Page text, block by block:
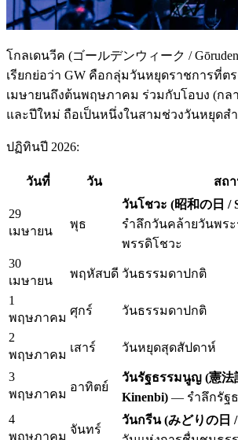
โกลเดนวีค (ゴールデンウィーク /
เรียกย่อว่า GW คือกลุ่มวันหยุดราชการที่ต
เมษายนถึงต้นพฤษภาคม ร่วมกับโอบง (กล
และปีใหม่ ถือเป็นหนึ่งในสามช่วงวันหยุด
ปฏิทินปี 2026:
วันที่ วัน สถ
29
เมษายน
พุธ
วันโชวะ (昭和の日 /
รำลึกวันคล้ายวันพร
พรรดิโชวะ
30
เมษายน
พฤหัสบดี วันธรรมดาปกติ
1
พฤษภาคม
ศุกร์
วันธรรมดาปกติ
2
พฤษภาคม
เสาร์ วันหยุดสุดสัปดาห์
3
พฤษภาคม
อาทิตย์
วันรัฐธรรมนูญ (憲法
Kinenbi) — รำลึกรัฐ
4
พฤษภาคม
จันทร์
วันกรีน (みどりの日